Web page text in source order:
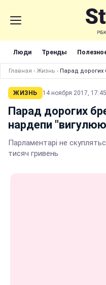
Люди Тренды
Главная › Жизнь › Парад дорогих
ЖИЗНЬ 14 ноября 2017, 17:45
Парад дорогих
нардепи
Парламентарі не
тисяч гривень